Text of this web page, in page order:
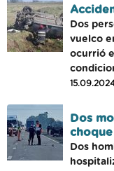
Dos
vuelco
ocurrió
Dos
Dos